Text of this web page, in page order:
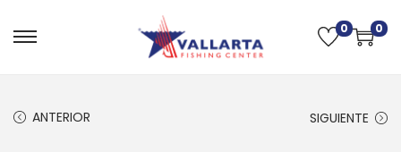
0 0
ANTERIOR SIGUIENTE